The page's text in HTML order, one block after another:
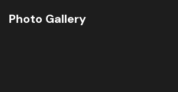
Photo Gallery